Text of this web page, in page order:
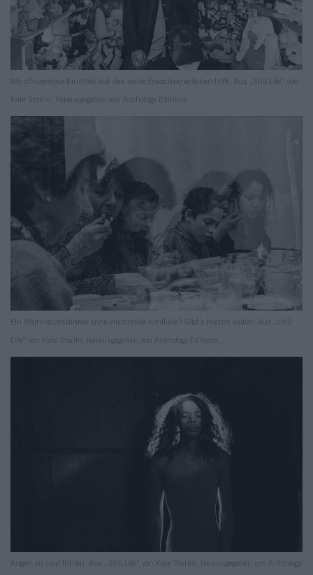
Wo schwerelose Kindheit auf das harte Erwachsenenleben trifft. Aus „Still Life“ von
Kate Sterlin, herausgegeben von Anthology Editions.
Ein Weihnachtsdinner ohne emotionale Konflikte? Gibt’s höchst selten. Aus „Still
Life“ von Kate Sterlin, herausgegeben von Anthology Editions.
Augen zu und fühlen. Aus „Still Life“ von Kate Sterlin, herausgegeben von Anthology